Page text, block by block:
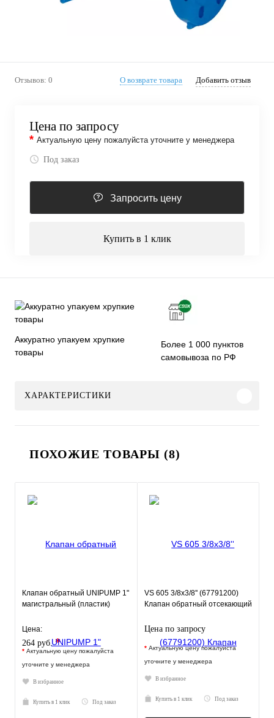
Отзывов: 0 О возврате товара Добавить отзыв
Цена по запросу
* Актуальную цену пожалуйста уточните у менеджера
Под заказ
Запросить цену
Купить в 1 клик
Аккуратно упакуем хрупкие
товары
Более 1 000 пунктов
самовывоза по РФ
ХАРАКТЕРИСТИКИ
ПОХОЖИЕ ТОВАРЫ (8)
Клапан обратный UNIPUMP 1"
магистральный (пластик)
Цена:
264 руб.*
* Актуальную цену пожалуйста
уточните у менеджера
В избранное
Купить в 1 клик Под заказ
VS 605 3/8x3/8'' (67791200)
Клапан обратный отсекающий
Цена по запросу
* Актуальную цену пожалуйста
уточните у менеджера
В избранное
Купить в 1 клик Под заказ